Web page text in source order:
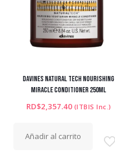
DAVINES NATURAL TECH NOURISHING
MIRACLE CONDITIONER 250ML
RD$2,357.40 (ITBIS Inc.)
Añadir al carrito